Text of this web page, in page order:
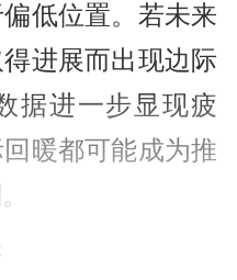
低位置。若未来
进展而出现边际
据进一步显现疲
暖都可能成为推
长期走势的结构